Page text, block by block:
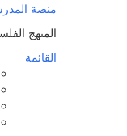
منصة
المنهج
القائمة